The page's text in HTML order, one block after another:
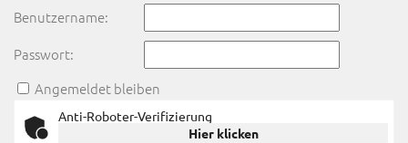
Benutzername:
Passwort:
Angemeldet bleiben
Anti-Roboter-Verifizierung
Hier klicken